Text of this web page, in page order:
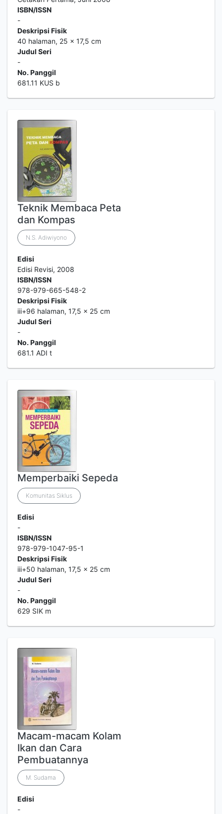
ISBN/ISSN
-
Deskripsi Fisik
40 halaman, 25 x 17,5 cm
Judul Seri
-
No. Panggil
681.11 KUS b
Teknik Membaca Peta
dan Kompas
N.S. Adiwiyono
Edisi
Edisi Revisi, 2008
ISBN/ISSN
978-979-665-548-2
Deskripsi Fisik
iii+96 halaman, 17,5 x 25 cm
Judul Seri
-
No. Panggil
681.1 ADI t
Memperbaiki Sepeda
Komunitas Siklus
Edisi
-
ISBN/ISSN
978-979-1047-95-1
Deskripsi Fisik
iii+50 halaman, 17,5 x 25 cm
Judul Seri
-
No. Panggil
629 SIK m
Macam-macam Kolam
Ikan dan Cara
Pembuatannya
M. Sudama
Edisi
-